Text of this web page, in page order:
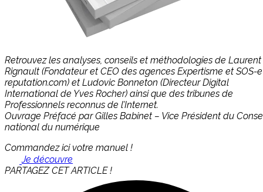
Retrouvez les analyses, conseils et méthodologies de Laurent
Rignault (Fondateur et CEO des agences Expertisme et SOS-
reputation.com) et Ludovic Bonneton (Directeur Digital
International de Yves Rocher) ainsi que des tribunes de
Professionnels reconnus de l’Internet.
Ouvrage Préfacé par Gilles Babinet – Vice Président du
national du numérique
Commandez ici votre manuel !
Je découvre
PARTAGEZ CET ARTICLE !